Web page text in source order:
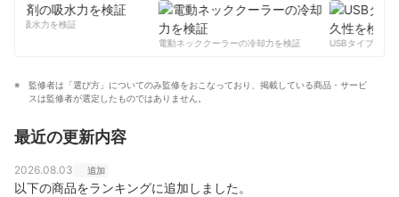
吉田伍一のプロフィール
ストな商品を選んでもらうために、毎日コンテンツを制
コンテンツ制作チームのプロフィール
の吸水力を検証
電動ネッククーラーの冷却力を検証
USBタイプCケー
監修者は「選び方」についてのみ監修をおこなっており、掲載している商品・サービ
スは監修者が選定したものではありません。
最近の更新内容
2026.08.03 追加
以下の商品をランキングに追加しました。